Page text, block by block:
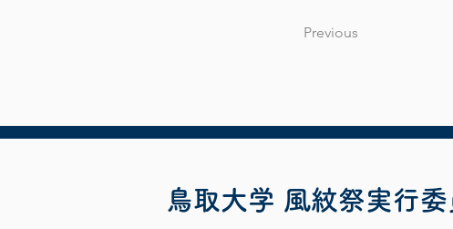
Previous
鳥取大学 風紋祭実行